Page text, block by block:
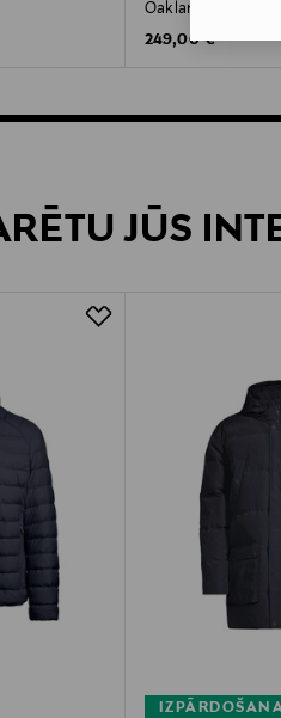
Oakland dūnu jaka
Original Price
249,00 €
JŪS